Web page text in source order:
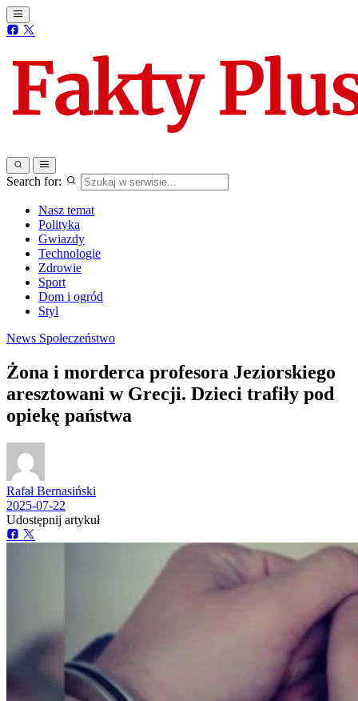
Search for:
Nasz temat
Polityka
Gwiazdy
Technologie
Zdrowie
Sport
Dom i ogród
Styl
News Społeczeństwo
Żona i morderca profesora Jeziorskiego
aresztowani w Grecji. Dzieci trafiły pod
opiekę państwa
Rafał Bernasiński
2025-07-22
Udostępnij artykuł